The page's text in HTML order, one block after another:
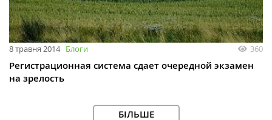
8 травня 2014 Блоги 360
Регистрационная система сдает очередной экзамен
на зрелость
БІЛЬШЕ